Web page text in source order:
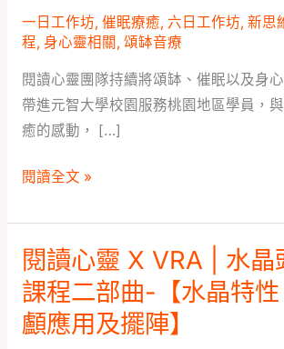
一日工作坊, 催眠療癒, 六日工作坊, 新思
程, 身心靈相關, 頌缽音療
閱讀心靈團隊持續將頌缽、催眠以及身
帶進元智大學校園服務桃園地區學員，
癒的感動， […]
作|
元
智
大
學
閱
心
靈
療
癒
推
閱讀全文 »
閱讀心靈 X VRA | 水晶
課程二部曲-【水晶特
顱應用及擺陣】
閱
讀
心
靈